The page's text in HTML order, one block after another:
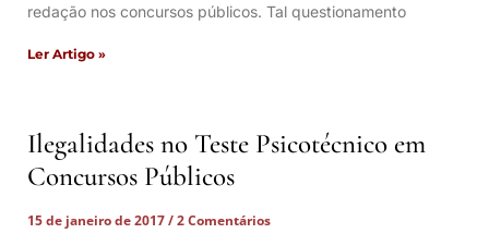
redação nos concursos públicos. Tal questionamento
Ler Artigo »
Ilegalidades no Teste Psicotécnico em
Concursos Públicos
15 de janeiro de 2017
2 Comentários